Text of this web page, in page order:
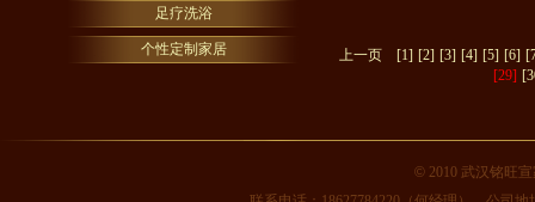
足疗洗浴
个性定制家居 上一页 [1] [2] [3] [4] [5] [6]
[29]
© 2010 武汉铭旺